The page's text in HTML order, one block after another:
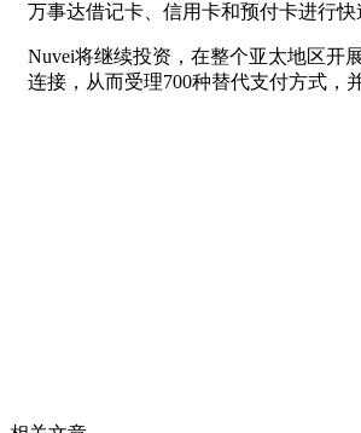
万事达借记卡、信用卡和预付卡进行快
Nuvei将继续投资，在整个亚太地区开
连接，从而受理700种替代支付方式，